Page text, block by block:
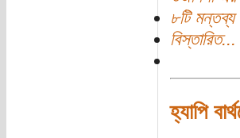
৮টি মন্তব্য
বিস্তারিত...
হ্যাপি